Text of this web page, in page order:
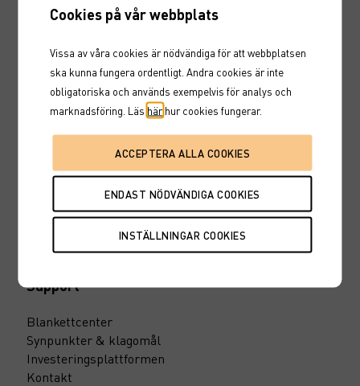
Karriär
Marknadssondering
Inspiration
Maxa din pension
Till vårt pressrum
Support
Blankettcenter
Synpunkter & klagomål
Investeringsplattformen
Kontakt
Cookies på vår webbplats
Vissa av våra cookies är nödvändiga för att webbplatsen
ska kunna fungera ordentligt. Andra cookies är inte
obligatoriska och används exempelvis för analys och
marknadsföring. Läs här hur cookies fungerar.